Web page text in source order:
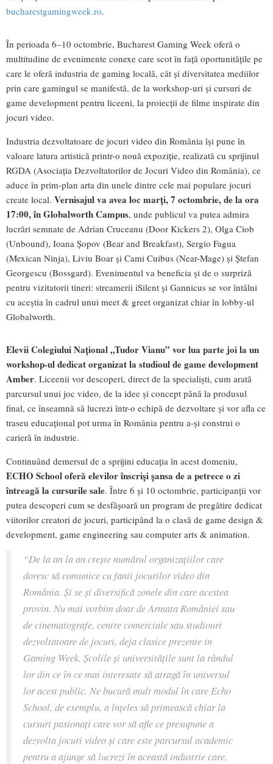
bucharestgamingweek.ro.
În perioada 6–10 octombrie, Bucharest Gaming Week oferă o
multitudine de evenimente conexe care scot în față oportunitățile pe
care le oferă industria de gaming locală, cât și diversitatea mediilor
prin care gamingul se manifestă, de la workshop-uri și cursuri de
game development pentru liceeni, la proiecții de filme inspirate din
jocuri video.
Industria dezvoltatoare de jocuri video din România își pune în
valoare latura artistică printr-o nouă expoziție, realizată cu sprijinul
RGDA (Asociația Dezvoltatorilor de Jocuri Video din România), ce
aduce în prim-plan arta din unele dintre cele mai populare jocuri
create local. Vernisajul va avea loc marți, 7 octombrie, de la ora
17:00, în Globalworth Campus, unde publicul va putea admira
lucrări semnate de Adrian Cruceanu (Door Kickers 2), Olga Ciob
(Unbound), Ioana Șopov (Bear and Breakfast), Sergio Fagua
(Mexican Ninja), Liviu Boar și Cami Cuibus (Near-Mage) și Ștefan
Georgescu (Bossgard). Evenimentul va beneficia și de o surpriză
pentru vizitatorii tineri: streamerii iSilent și Gannicus se vor întâlni
cu aceștia în cadrul unui meet & greet organizat chiar în lobby-ul
Globalworth.
Elevii Colegiului Național „Tudor Vianu” vor lua parte joi la un
workshop-ul dedicat organizat la studioul de game development
Amber. Liceenii vor descoperi, direct de la specialiști, cum arată
parcursul unui joc video, de la idee și concept până la produsul
final, ce înseamnă să lucrezi într-o echipă de dezvoltare și vor afla ce
traseu educațional pot urma în România pentru a-și construi o
carieră în industrie.
Continuând demersul de a sprijini educația în acest domeniu,
ECHO School oferă elevilor înscriși șansa de a petrece o zi
întreagă la cursurile sale. Între 6 și 10 octombrie, participanții vor
putea descoperi cum se desfășoară un program de pregătire dedicat
viitorilor creatori de jocuri, participând la o clasă de game design &
development, game engineering sau computer arts & animation.
“De la an la an crește numărul organizațiilor care
doresc să comunice cu fanii jocurilor video din
România. Și se și diversifică zonele din care acestea
provin. Nu mai vorbim doar de Armata României sau
de cinematografe, centre comerciale sau studiouri
dezvoltatoare de jocuri, deja clasice prezente in
Gaming Week. Școlile și universitățile sunt la rândul
lor din ce în ce mai interesate să atragă în universul
lor acest public. Ne bucură mult modul în care Echo
School, de exemplu, a înțeles să primească chiar la
cursuri pasionați care vor să afle ce presupune a
dezvolta jocuri video și care este parcursul academic
pentru a ajunge să lucrezi în această industrie care,